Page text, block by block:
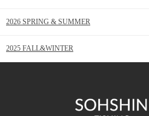
2026 SPRING & SUMMER
2025 FALL&WINTER